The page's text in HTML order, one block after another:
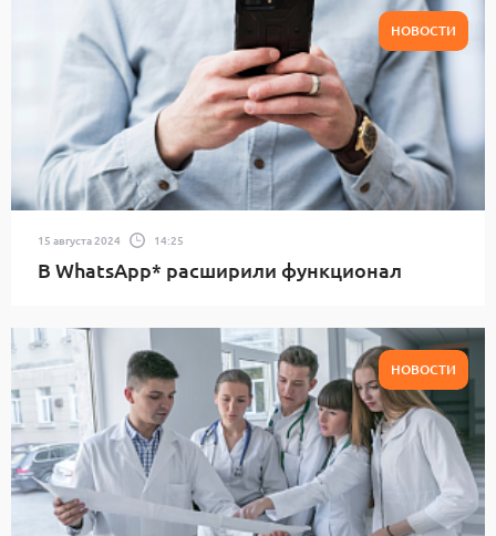
НОВОСТИ
15 августа 2024 14:25
В WhatsApp* расширили функционал
НОВОСТИ